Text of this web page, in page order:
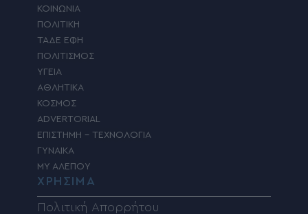
ΚΟΙΝΩΝΙΑ
ΠΟΛΙΤΙΚΗ
ΤΑΔΕ ΕΦΗ
ΠΟΛΙΤΙΣΜΟΣ
ΥΓΕΙΑ
ΑΘΛΗΤΙΚΑ
ΚΟΣΜΟΣ
ADVERTORIAL
ΕΠΙΣΤΗΜΗ – ΤΕΧΝΟΛΟΓΙΑ
ΓΥΝΑΙΚΑ
MY ΑΛΕΠΟΥ
ΧΡΗΣΙΜΑ
Πολιτική Απορρήτου